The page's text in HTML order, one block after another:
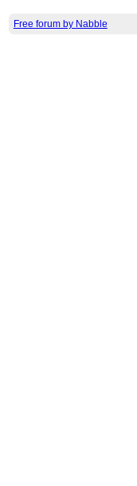
Free forum by Nabble